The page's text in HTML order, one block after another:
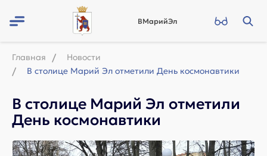
ВМарийЭл
Главная
Новости
В столице Марий Эл отметили День космонавтики
В столице Марий Эл отметили
День космонавтики